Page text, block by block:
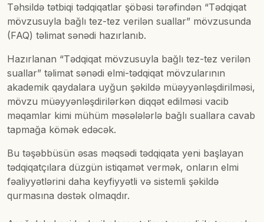
Təhsildə tətbiqi tədqiqatlar şöbəsi tərəfindən “Tədqiqat
mövzusuyla bağlı tez-tez verilən suallar” mövzusunda
(FAQ) təlimat sənədi hazırlanıb.
Hazırlanan “Tədqiqat mövzusuyla bağlı tez-tez verilən
suallar” təlimat sənədi elmi-tədqiqat mövzularının
akademik qaydalara uyğun şəkildə müəyyənləşdirilməsi,
mövzu müəyyənləşdirilərkən diqqət edilməsi vacib
məqamlar kimi mühüm məsələlərlə bağlı suallara cavab
tapmağa kömək edəcək.
Bu təşəbbüsün əsas məqsədi tədqiqata yeni başlayan
tədqiqatçılara düzgün istiqamət vermək, onların elmi
fəaliyyətlərini daha keyfiyyətli və sistemli şəkildə
qurmasına dəstək olmaqdır.